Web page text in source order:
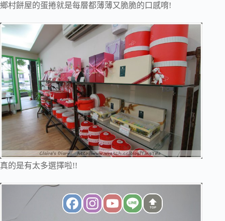
鄉村餅屋的蛋捲就是每層都薄薄又脆脆的口感唷!
真的是有太多選擇啦!!
TOP